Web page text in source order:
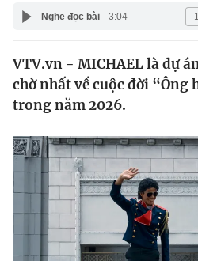
Pháp luật
Thế giới
Tin tức
Thế giới đó đây
Câu chuyện quốc tế
Kinh tế
Tài chính
Thị trường
Góc doanh nghiệp
Dữ liệu và đời sống
Truyền hình
Công nghệ
Nghe đọc bài 3:04
VTV.vn - MICHAEL là dự
chờ nhất về cuộc đời “Ông
trong năm 2026.